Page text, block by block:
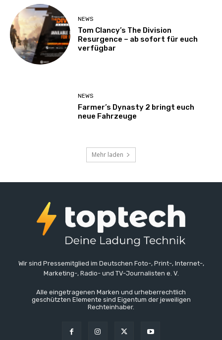
NEWS
Tom Clancy’s The Division
Resurgence – ab sofort für euch
verfügbar
NEWS
Farmer’s Dynasty 2 bringt euch
neue Fahrzeuge
Mehr laden
Wir sind Pressemitglied im Deutschen Foto-, Print-, Internet-,
Marketing-, Radio- und TV-Journalisten e. V.
Alle eingetragenen Marken und urheberrechtlich
geschützten Elemente sind Eigentum der jeweiligen
Rechteinhaber.